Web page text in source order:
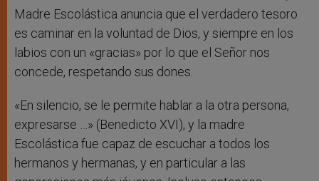
Madre Escolástica anuncia que el verdadero tesoro
es caminar en la voluntad de Dios, y siempre en los
labios con un «gracias» por lo que el Señor nos
concede, respetando sus dones.
«En silencio, se le permite hablar a la otra persona,
expresarse …» (Benedicto XVI), y la madre
Escolástica fue capaz de escuchar a todos los
hermanos y hermanas, y en particular a las